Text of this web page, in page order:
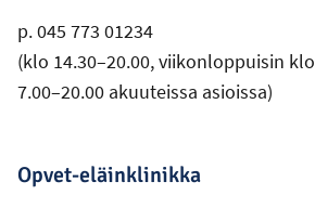
p. 045 773 01234
(klo 14.30–20.00, viikonloppuisin klo
7.00–20.00 akuuteissa asioissa)
Opvet-eläinklinikka